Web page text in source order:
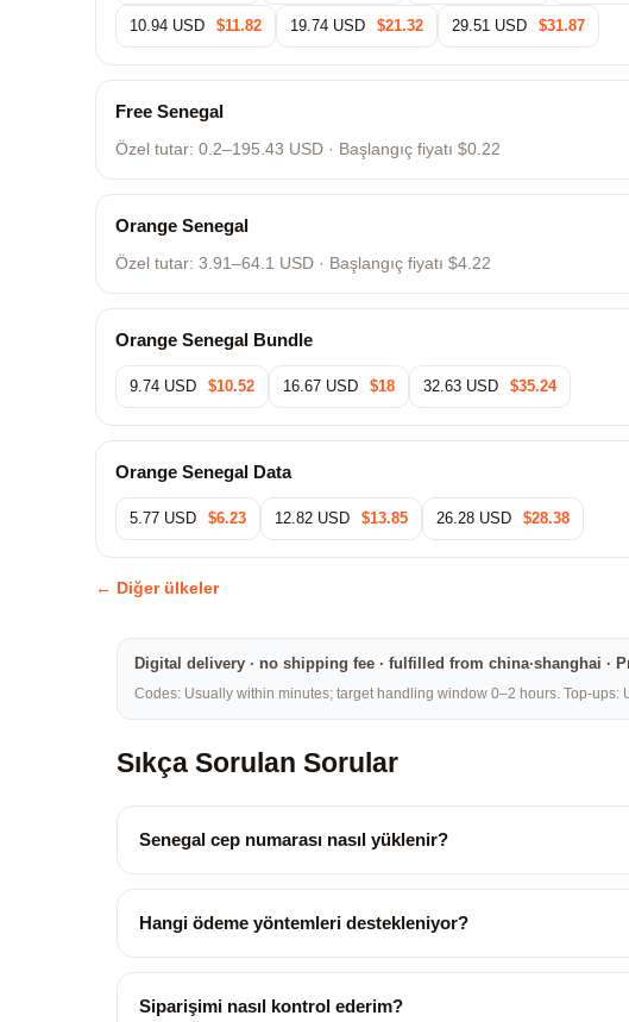
10.94 USD $11.82 19.74 USD $21.32 29.51 USD $31.87
Free Senegal
Özel tutar: 0.2–195.43 USD · Başlangıç fiyatı $0.22
Orange Senegal
Özel tutar: 3.91–64.1 USD · Başlangıç fiyatı $4.22
Orange Senegal Bundle
9.74 USD $10.52 16.67 USD $18 32.63 USD $35.24
Orange Senegal Data
5.77 USD $6.23 12.82 USD $13.85 26.28 USD $28.38
← Diğer ülkeler
Digital delivery · no shipping fee · fulfilled from china·shanghai
Codes: Usually within minutes; target handling window 0–2 hours. Top-
Sıkça Sorulan Sorular
Senegal cep numarası nasıl yüklenir?
Hangi ödeme yöntemleri destekleniyor?
Siparişimi nasıl kontrol ederim?